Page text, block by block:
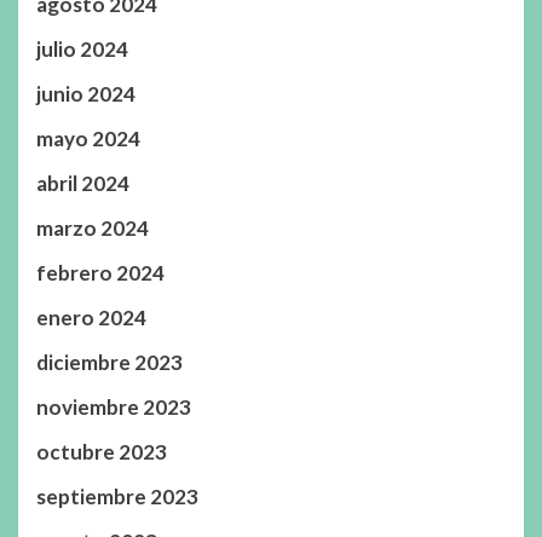
julio 2024
junio 2024
mayo 2024
abril 2024
marzo 2024
febrero 2024
enero 2024
diciembre 2023
noviembre 2023
octubre 2023
septiembre 2023